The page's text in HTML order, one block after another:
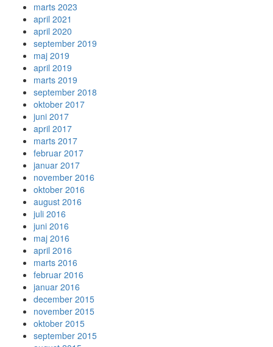
marts 2023
april 2021
april 2020
september 2019
maj 2019
april 2019
marts 2019
september 2018
oktober 2017
juni 2017
april 2017
marts 2017
februar 2017
januar 2017
november 2016
oktober 2016
august 2016
juli 2016
juni 2016
maj 2016
april 2016
marts 2016
februar 2016
januar 2016
december 2015
november 2015
oktober 2015
september 2015